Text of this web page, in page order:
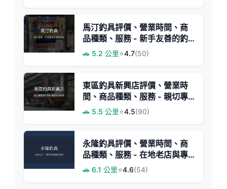
馬汀釣具評價、營業時間、商
品種類、服務 - 新手友善的釣
魚寶庫
🚗 5.2 公里⭐4.7(50)
東區釣具新興店評價、營業時
間、商品種類、服務 - 親切專
業的釣具選購體驗
🚗 5.5 公里⭐4.5(90)
永隆釣具評價、營業時間、商
品種類、服務 - 在地老店與專
業釣魚補給站
🚗 6.1 公里⭐4.6(54)